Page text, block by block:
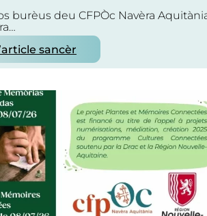
burèus deu CFPÒc Navèra
sancèr